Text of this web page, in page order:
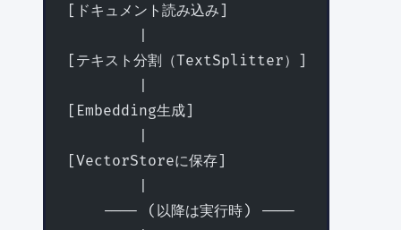
[ドキュメント読み込み]
[テキスト分割（TextSplitter）]
[Embedding生成]
[VectorStoreに保存]
    ---- (以降は実行時) ----